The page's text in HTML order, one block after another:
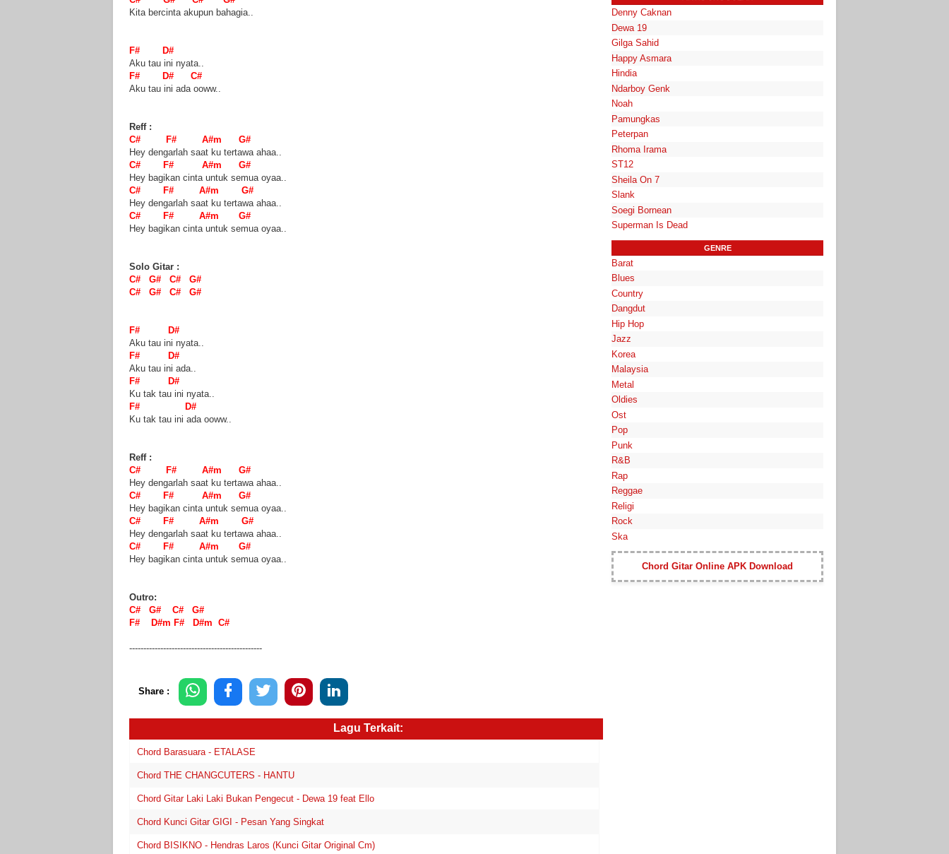
Kita bercinta akupun bahagia..
F# D#
Aku tau ini nyata..
F# D# C#
Aku tau ini ada ooww..
Reff :
C# F# A#m G#
Hey dengarlah saat ku tertawa ahaa..
C# F# A#m G#
Hey bagikan cinta untuk semua oyaa..
C# F# A#m G#
Hey dengarlah saat ku tertawa ahaa..
C# F# A#m G#
Hey bagikan cinta untuk semua oyaa..
Solo Gitar :
C# G# C# G#
C# G# C# G#
F# D#
Aku tau ini nyata..
F# D#
Aku tau ini ada..
F# D#
Ku tak tau ini nyata..
F# D#
Ku tak tau ini ada ooww..
Reff :
C# F# A#m G#
Hey dengarlah saat ku tertawa ahaa..
C# F# A#m G#
Hey bagikan cinta untuk semua oyaa..
C# F# A#m G#
Hey dengarlah saat ku tertawa ahaa..
C# F# A#m G#
Hey bagikan cinta untuk semua oyaa..
Outro:
C# G# C# G#
F# D#m F# D#m C#
-----------------------------------------------
Share :
Lagu Terkait:
Chord Barasuara - ETALASE
Chord THE CHANGCUTERS - HANTU
Chord Gitar Laki Laki Bukan Pengecut - Dewa 19 feat Ello
Chord Kunci Gitar GIGI - Pesan Yang Singkat
Chord BISIKNO - Hendras Laros (Kunci Gitar Original Cm)
Denny Caknan
Dewa 19
Gilga Sahid
Happy Asmara
Hindia
Ndarboy Genk
Noah
Pamungkas
Peterpan
Rhoma Irama
ST12
Sheila On 7
Slank
Soegi Bornean
Superman Is Dead
GENRE
Barat
Blues
Country
Dangdut
Hip Hop
Jazz
Korea
Malaysia
Metal
Oldies
Ost
Pop
Punk
R&B
Rap
Reggae
Religi
Rock
Ska
Chord Gitar Online APK Download